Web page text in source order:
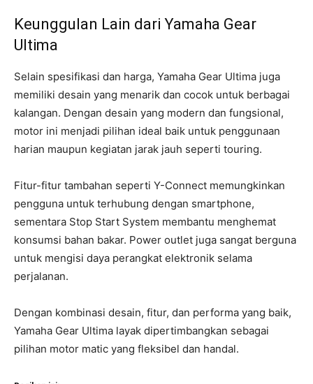
Keunggulan Lain dari Yamaha Gear
Ultima
Selain spesifikasi dan harga, Yamaha Gear Ultima juga
memiliki desain yang menarik dan cocok untuk berbagai
kalangan. Dengan desain yang modern dan fungsional,
motor ini menjadi pilihan ideal baik untuk penggunaan
harian maupun kegiatan jarak jauh seperti touring.
Fitur-fitur tambahan seperti Y-Connect memungkinkan
pengguna untuk terhubung dengan smartphone,
sementara Stop Start System membantu menghemat
konsumsi bahan bakar. Power outlet juga sangat berguna
untuk mengisi daya perangkat elektronik selama
perjalanan.
Dengan kombinasi desain, fitur, dan performa yang baik,
Yamaha Gear Ultima layak dipertimbangkan sebagai
pilihan motor matic yang fleksibel dan handal.